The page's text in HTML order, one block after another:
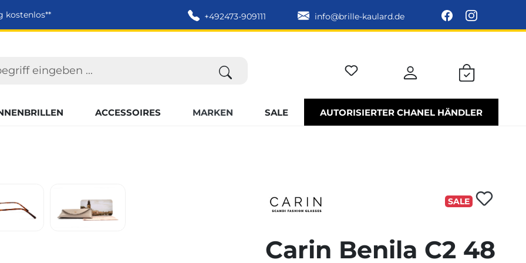
kostenlos** +492473-909111 info@brille-kaulard.de
ACCESSOIRES MARKEN SALE AUTORISIERTER CHANEL HÄNDLER
SALE
Carin Benila C2 48